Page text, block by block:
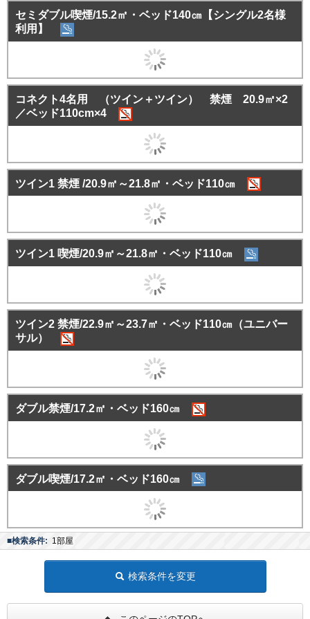
セミダブル喫煙/15.2㎡・ベッド140㎝【シングル2名様
利用】
コネクト4名用 （ツイン＋ツイン） 禁煙 20.9㎡×2
／ベッド110cm×4
ツイン1 禁煙 /20.9㎡～21.8㎡・ベッド110㎝
ツイン1 喫煙/20.9㎡～21.8㎡・ベッド110㎝
ツイン2 禁煙/22.9㎡～23.7㎡・ベッド110㎝（ユニバー
サル）
ダブル禁煙/17.2㎡・ベッド160㎝
ダブル喫煙/17.2㎡・ベッド160㎝
■検索条件: 1部屋
検索条件を変更